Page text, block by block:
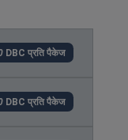
DBC प्रति पैकेज
DBC प्रति पैकेज